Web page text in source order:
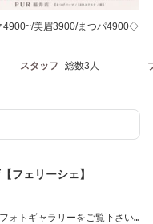
4900~/美眉3900/まつパ4900◇
スタッフ 総数3人
フェリーシェ】
ォトギャラリーをご覧下さい